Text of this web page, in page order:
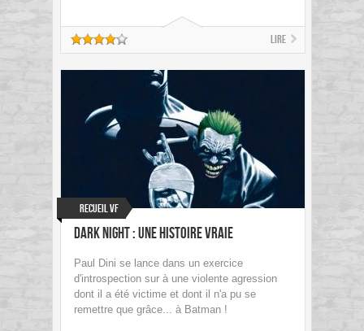
Lire
Recueil VF
Dark Night : Une histoire vraie
Paul Dini se lance dans un exercice
d'introspection sur à une violente agression
dont il a été victime et dont il n'a pu se
remettre que grâce... à Batman !